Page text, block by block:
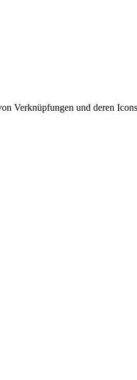
Verknüpfungen und deren